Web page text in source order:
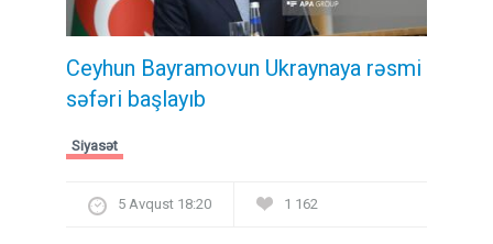
Ceyhun Bayramovun Ukraynaya rəsmi
səfəri başlayıb
Siyasət
5 Avqust 18:20 1 162